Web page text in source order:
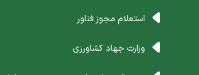
استعلام مجوز فناور
وزارت جهاد کشاورزی